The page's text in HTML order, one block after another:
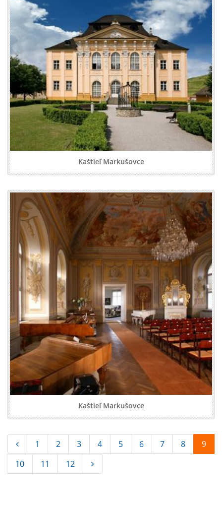
Kaštieľ Markušovce
Kaštieľ Markušovce
1 2 3 4 5 6 7 8
9
10
11 12